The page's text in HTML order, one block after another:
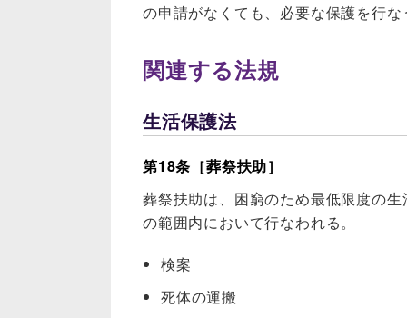
の申請がなくても、必要な保護を行
関連する法規
生活保護法
第18条［葬祭扶助］
葬祭扶助は、困窮のため最低限度の
の範囲内において行なわれる。
検案
死体の運搬